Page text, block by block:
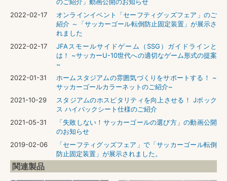
2022-02-17
オンラインイベント「セーフティグッズフェア」のご
紹介 ～「サッカーゴール転倒防止固定装置」が展示さ
れました
2022-02-17
JFAスモールサイドゲーム（SSG）ガイドラインと
は！ ~サッカーU-10世代への適切なゲーム形式の提案
~
2022-01-31
ホームスタジアムの雰囲気づくりをサポートする！ ~
サッカーゴールカラーネットのご紹介~
2021-10-29
スタジアムのホスピタリティを向上させる！ Jボック
ス ハイバックシート仕様のご紹介
2021-05-31
「失敗しない！サッカーゴールの選び方」の動画公開
のお知らせ
2019-02-06
「セーフティグッズフェア」で「サッカーゴール転倒
防止固定装置」が展示されました。
関連製品